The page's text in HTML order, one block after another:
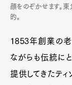
顔をのぞかせます。
的。
1853年創業の老
ながらも伝統に
提供してきたティ